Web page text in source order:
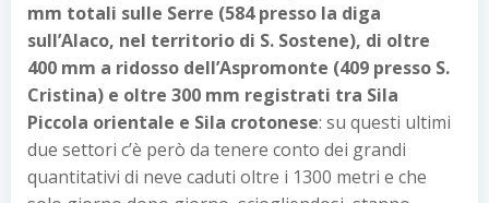
mm totali sulle Serre (584 presso la diga
sull’Alaco, nel territorio di S. Sostene), di oltre
400 mm a ridosso dell’Aspromonte (409 presso S.
Cristina) e oltre 300 mm registrati tra Sila
Piccola orientale e Sila crotonese: su questi ultimi
due settori c’è però da tenere conto dei grandi
quantitativi di neve caduti oltre i 1300 metri e che